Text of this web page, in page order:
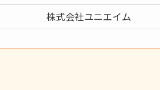
株式会社ユニエイム